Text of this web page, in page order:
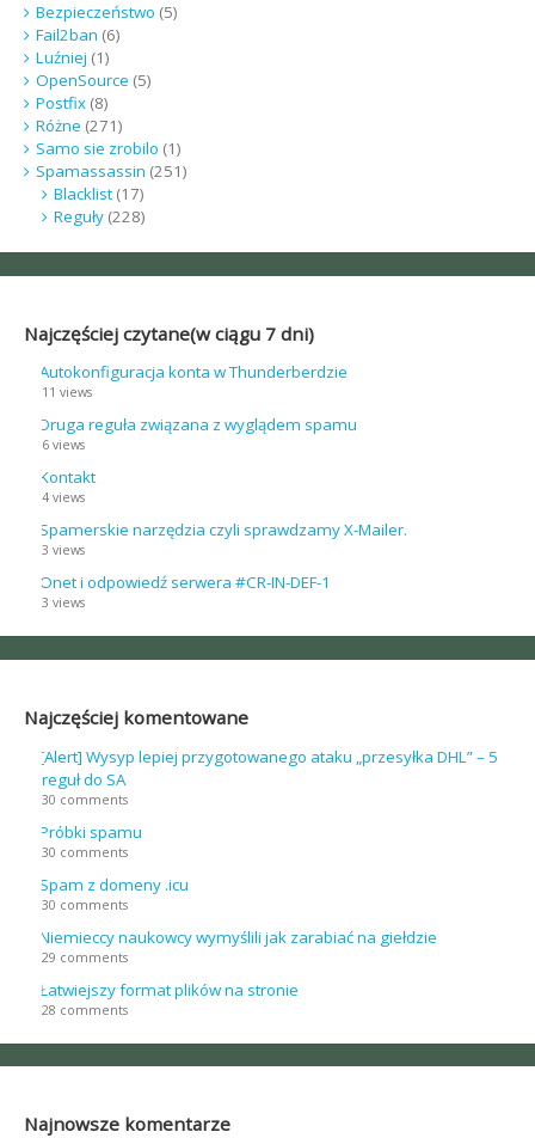
Bezpieczeństwo (5)
Fail2ban (6)
Luźniej (1)
OpenSource (5)
Postfix(8)
Różne (271)
Samo sie zrobilo (1)
Spamassassin (251)
Blacklist(17)
Reguły(228)
Najczęściej czytane(w ciągu 7 dni)
Autokonfiguracja konta w Thunderberdzie
11 views
Druga reguła związana z wyglądem spamu
6 views
Kontakt
4 views
Spamerskie narzędzia czyli sprawdzamy X-Mailer.
3 views
Onet i odpowiedź serwera #CR-IN-DEF-1
3 views
Najczęściej komentowane
[Alert] Wysyp lepiej przygotowanego ataku „przesyłka DHL” – 5
reguł do SA
30 comments
Próbki spamu
30 comments
Spam z domeny .icu
30 comments
Niemieccy naukowcy wymyślili jak zarabiać na giełdzie
29 comments
Łatwiejszy format plików na stronie
28 comments
Najnowsze komentarze